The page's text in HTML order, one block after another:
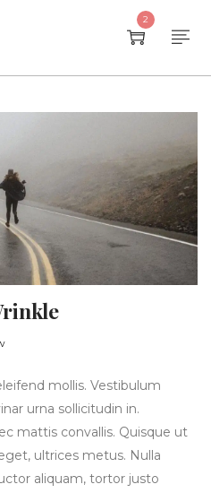
2
mollis. Vestibulum
urna sollicitudin in.
mattis convallis. Quisque ut
ultrices metus. Nulla
aliquam, tortor justo